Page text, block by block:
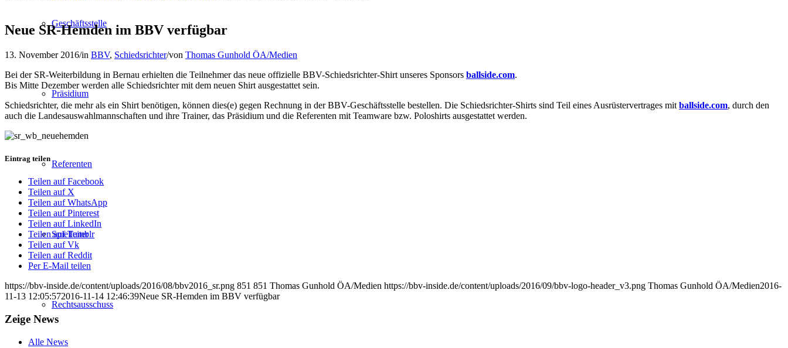
Geschäftsstelle
Präsidium
Referenten
Spielleiter
Rechtsausschuss
Neue SR-Hemden im BBV verfügbar
13. November 2016/in BBV, Schiedsrichter/von Thomas Gunhold ÖA/Medien
Bei der SR-Weiterbildung in Bernau erhielten die Teilnehmer das neue offizielle BBV-Schiedsrichter-Shirt unseres Sponsors ballside.com.
Bis Mitte Dezember werden alle Schiedsrichter mit dem neuen Shirt ausgestattet sein.
Schiedsrichter, die mehr als ein Shirt benötigen, können dies(e) gegen Rechnung in der BBV-Geschäftsstelle bestellen. Die Schiedsrichter-Shirts sind Teil eines Ausrüstervertrages mit ballside.com, durch den
auch die Landesauswahlmannschaften und ihre Trainer, das Präsidium und die Referenten mit Teamware bzw. Poloshirts ausgestattet werden.
Eintrag teilen
Teilen auf Facebook
Teilen auf X
Teilen auf WhatsApp
Teilen auf Pinterest
Teilen auf LinkedIn
Teilen auf Tumblr
Teilen auf Vk
Teilen auf Reddit
Per E-Mail teilen
https://bbv-inside.de/content/uploads/2016/08/bbv2016_sr.png 851 851 Thomas Gunhold ÖA/Medien https://bbv-inside.de/content/uploads/2016/09/bbv-logo-header_v3.png Thomas Gunhold ÖA/Medien2016-
11-13 12:05:572016-11-14 12:46:39Neue SR-Hemden im BBV verfügbar
Zeige News
Alle News